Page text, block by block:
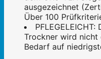
ausgezeichnet
Über 100
Trockner wird nicht
Bedarf auf